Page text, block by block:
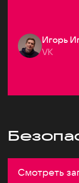
Игорь
VK
Смотреть